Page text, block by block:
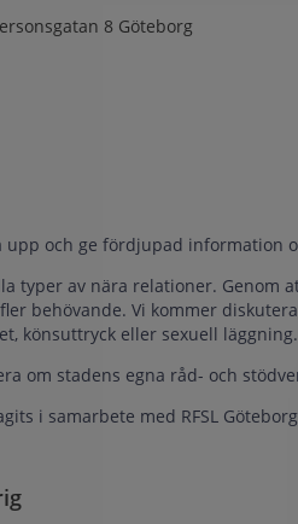
8 Göteborg
upp och ge fördjupad
typer av nära relationer.
behövande. Vi kommer
könsuttryck eller sexuell läggning.
om stadens egna råd- och
i samarbete med RFSL